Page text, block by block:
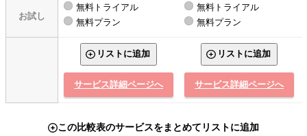
お試し
無料トライアル
無料プラン
無料トライアル
無料プラン
リストに追加
サービス詳細ページへ
リストに追加
サービス詳細ページへ
この比較表のサービスをまとめてリストに追加